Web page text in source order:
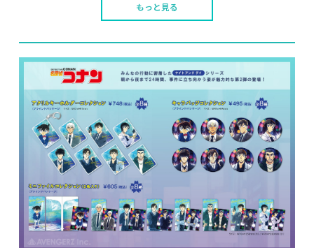
もっと見る